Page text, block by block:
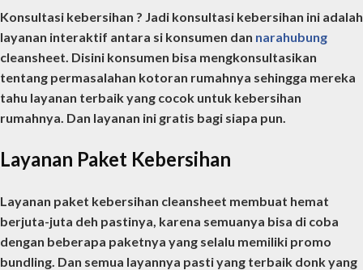
Konsultasi kebersihan ? Jadi konsultasi kebersihan ini adalah
layanan interaktif antara si konsumen dan narahubung
cleansheet. Disini konsumen bisa mengkonsultasikan
tentang permasalahan kotoran rumahnya sehingga mereka
tahu layanan terbaik yang cocok untuk kebersihan
rumahnya. Dan layanan ini gratis bagi siapa pun.
Layanan Paket Kebersihan
Layanan paket kebersihan cleansheet membuat hemat
berjuta-juta deh pastinya, karena semuanya bisa di coba
dengan beberapa paketnya yang selalu memiliki promo
bundling. Dan semua layannya pasti yang terbaik donk yang